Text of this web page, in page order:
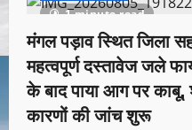
1 minute read
मंगल पड़ाव स्थित जिला
महत्वपूर्ण दस्तावेज जले
के बाद पाया आग पर काबू,
कारणों की जांच शुरू